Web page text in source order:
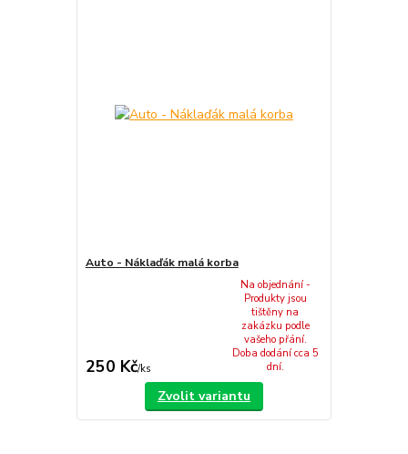
Auto - Náklaďák malá korba
250 Kč/ks
Na objednání -
Produkty jsou
tištěny na
zakázku podle
vašeho přání.
Doba dodání cca 5
dní.
Zvolit variantu